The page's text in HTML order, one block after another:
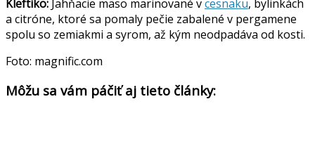
Kleftiko: Jahňacie mäso marinované vcesnaku, bylinkách
a citróne, ktoré sa pomaly pečie zabalené v pergamene
spolu so zemiakmi a syrom, až kým neodpadáva od kosti.
Foto: magnific.com
Môžu sa vám páčiť aj tieto články: